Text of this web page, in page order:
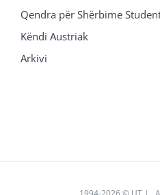
Qendra për Shërbime
Këndi Austriak
Arkivi